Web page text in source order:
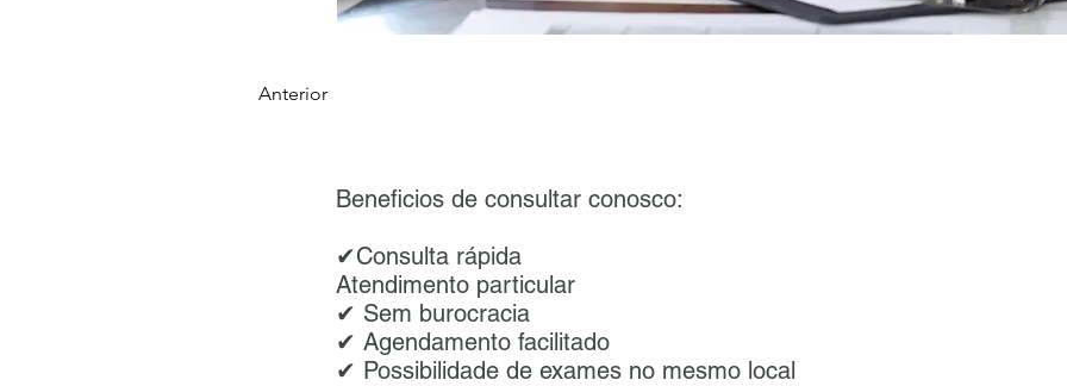
Anterior
Beneficios de consultar conosco:
✔Consulta rápida
Atendimento particular
✔ Sem burocracia
✔ Agendamento facilitado
✔ Possibilidade de exames no mesmo local